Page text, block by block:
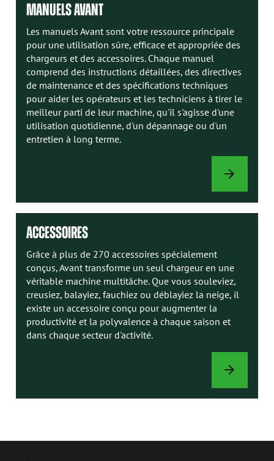
MANUELS AVANT
Les manuels Avant sont votre ressource principale
pour une utilisation sûre, efficace et appropriée des
chargeurs et des accessoires. Chaque manuel
comprend des instructions détaillées, des directives
de maintenance et des spécifications techniques
pour aider les opérateurs et les techniciens à tirer le
meilleur parti de leur machine, qu'il s'agisse d'une
utilisation quotidienne, d'un dépannage ou d'un
entretien à long terme.
MANUELS
ACCESSOIRES
Grâce à plus de 270 accessoires spécialement
conçus, Avant transforme un seul chargeur en une
véritable machine multitâche. Que vous souleviez,
creusiez, balayiez, fauchiez ou déblayiez la neige, il
existe un accessoire conçu pour augmenter la
productivité et la polyvalence à chaque saison et
dans chaque secteur d'activité.
ACCESSOIRES